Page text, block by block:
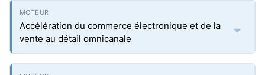
Accélération du commerce électronique et de la
vente au détail omnicanale